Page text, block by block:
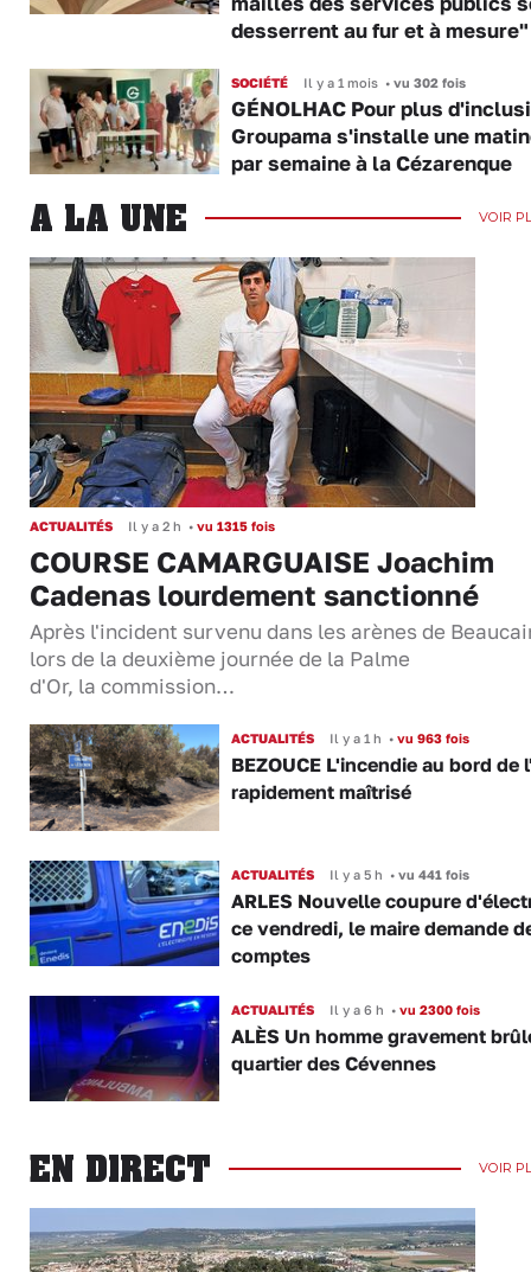
desserrent au fur et à mesure"
SOCIÉTÉ Il y a 1 mois •vu 302 fois
GÉNOLHAC Pour plus
Groupama s'installe une
par semaine à la Cézarenque
A LA UNE VOIR
ACTUALITÉS Il y a 2 h • vu 1315 fois
COURSE CAMARGUAISE Joachim
Cadenas lourdement sanctionné
Après l'incident survenu dans les arènes de
lors de la deuxième journée de la Palme
d'Or, la commission…
ACTUALITÉS Il y a 1 h •vu 963 fois
BEZOUCE L'incendie au bord de
rapidement maîtrisé
ACTUALITÉS Il y a 5 h •vu 441 fois
ARLES Nouvelle coupure
ce vendredi, le maire demande
comptes
ACTUALITÉS Il y a 6 h •vu 2300 fois
ALÈS Un homme gravement
quartier des Cévennes
EN DIRECT VOIR